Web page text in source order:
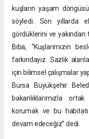
kuşların yaşam
söyledi. Son yıllarda
gördüklerini ve
Biba, “Kuşlarımızın
farkındayız. Sazlık
için bilimsel çalışmalar
Bursa Büyükşehir
bakanlıklarımızla
korumak ve bu habitatı
devam edeceğiz” dedi.